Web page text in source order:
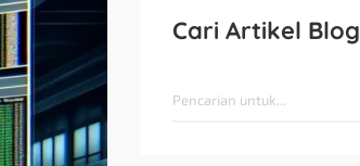
Cari Artikel Blog